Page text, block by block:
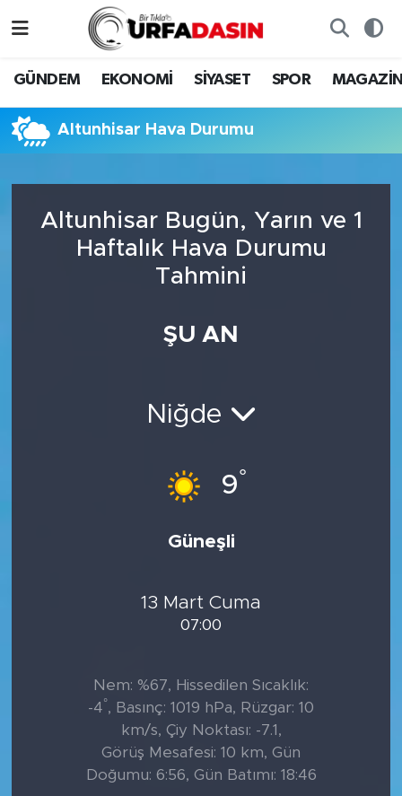
GÜNDEM EKONOMİ SİYASET SPOR
Altunhisar Hava Durumu
Altunhisar Bugün, Yarın ve 1
Haftalık Hava Durumu
Tahmini
ŞU AN
Niğde
9°
Güneşli
13 Mart Cuma
07:00
Nem: %67, Hissedilen Sıcaklık:
-4°, Basınç: 1019 hPa, Rüzgar: 10
km/s, Çiy Noktası: -7.1,
Görüş Mesafesi: 10 km, Gün
Doğumu: 6:56, Gün Batımı: 18:46
MAGAZİN
Nöbetçi Eczaneler
Süper Lig Puan Durumu ve Fikstür
Son Dakika Haberleri